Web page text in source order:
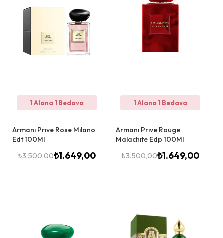
1 Alana 1 Bedava
Armanı Prıve Rose Mılano
Edt 100Ml
₺3.500,00₺1.649,00
1 Alana 1 Bedava
Armanı Prıve Rouge
Malachıte Edp 100Ml
₺3.500,00₺1.649,00